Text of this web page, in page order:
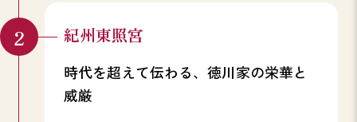
紀州東照宮
時代を超えて伝わる、徳川家の栄華と
威厳